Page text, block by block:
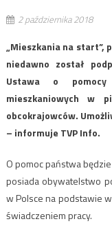
2 października 2018
„Mieszkania na start”,
niedawno został
Ustawa o
mieszkaniowych w
obcokrajowców.
– informuje TVP Info.
O pomoc państwa
posiada obywatelstwo
w Polsce na podstawie
świadczeniem pracy.